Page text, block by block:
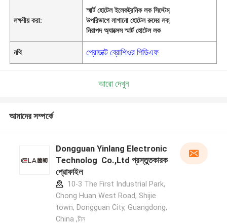
লক্ষণীয় করা:
স্মার্ট হোটেল ইলেকট্রনিক লক সিস্টেম,
উপরিভাগে লাগানো হোটেল রুমের লক,
নিরাপদ অ্যাক্সেস স্মার্ট হোটেল লক
নথি প্রোডাক্ট ব্রোশিওর পিডিএফ
আরো দেখুন
আমাদের সম্পর্কে
Dongguan Yinlang Electronic
Technolog Co.,Ltd প্রস্তুতকারক
প্রোফাইল
10-3 The First Industrial Park,
Chong Huan West Road, Shijie
town, Dongguan City, Guangdong,
China ,চীন